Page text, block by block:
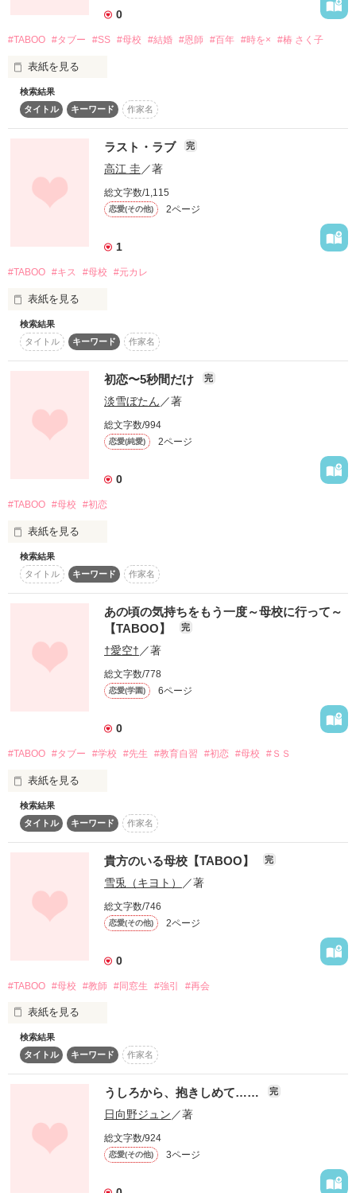
５∽カメラの前で
─完─
BeeTV Berry's Cafe 短編コンテスト企画第2弾「タブー～秘密
の恋～」
＜テーマ＞「彼氏がいるのに母校に行って…」
13'1.8完結
作品を読む
0
#TABOO #タブー #SS #母校 #結婚 #恩師 #百年 #時を× #椿 さく子
表紙を見る
香月  命-ｶﾂﾞｷ  ﾐｺﾄ-26歳。
高校の同級生と結婚決まり、二人の恩師へ挨拶しに母校へ訪れ
そこで命は、不思議な体験を
BeeTV×Berry's Cafe 短編コンテスト企画第2弾「タブー～秘密
テーマ
彼氏がいるのに母校へ行って…
作品を読む
検索結果
タイトル
キーワード 作家名
ラスト・ラブ 完
高江 圭 ／著
総文字数/1,115
恋愛(その他) 2ページ
1
#TABOO #キス #母校 #元カレ
表紙を見る
この世界だけがすべてだった。
企画SS　タブー～秘密の恋～
2013.01.07 公開
※ご注意※
長編ver.もありますが、
作品を読む
検索結果
タイトル
キーワード 作家名
初恋〜5秒間だけ 完
淡雪ぼたん ／著
総文字数/994
恋愛(純愛) 2ページ
0
#TABOO #母校 #初恋
表紙を見る
☆*ﾟ ゜ﾟ*☆*ﾟ ゜ﾟ*☆*ﾟ ゜ﾟ*☆*ﾟ ゜ﾟ*☆*ﾟ ゜ﾟ*☆*ﾟ ゜ﾟ*☆
ﾟ･*:.｡. .｡.:*･゜ﾟ･*:.｡. .｡.:*･゜ﾟ･*:.｡. .｡.:*･゜ﾟ
「私ね、あの頃先輩の事いいなぁって思ってたんですよ」
酷く驚いたような表情をしながら、ゆらゆら揺れるロウソク
の炎のように、先輩の瞳は潤んで、心が揺らめいて翻弄されて
いる雰囲気だった。
暫くの間沈黙する二人……。
「なあ……。キスしようか？！」
「えっ？！」
☆*ﾟ ゜ﾟ*☆*ﾟ ゜ﾟ*☆*ﾟ ゜ﾟ*☆*ﾟ ゜ﾟ*☆*ﾟ ゜ﾟ*☆*ﾟ ゜ﾟ*☆
ﾟ･*:.｡. .｡.:*･゜ﾟ･*:.｡. .｡.:*･゜ﾟ･*:.｡. .｡.:*･゜ﾟ
彼氏がいるのに母校に行って……
ﾟ･*:.｡. .｡.:*･゜ﾟ･*:.｡. .｡.:*･゜ﾟ･*:.｡. .｡.:*･゜ﾟ
恋〜』　応募作品。
テーマ『彼氏がいるのに母校に行って…』　/
2013.1.11公開
作品を読む
検索結果
タイトル
キーワード 作家名
あの頃の気持ちをもう一度～母校に行って～
【TABOO】
完
†愛空† ／著
総文字数/778
恋愛(学園) 6ページ
0
#TABOO #タブー #学校 #先生 #教育自習 #初恋 #母校 #ＳＳ
表紙を見る
BeeTV×Berry's Cafe 短編コンテスト企画第2弾
「タブー～秘密の恋～」
「彼氏がいるのに母校に行って…」
教育自習で卒業した学校へ
検索結果
タイトル
キーワード 作家名
貴方のいる母校【TABOO】 完
雪兎（キヨト） ／著
総文字数/746
恋愛(その他) 2ページ
0
#TABOO #母校 #教師 #同窓生 #強引 #再会
表紙を見る
都会に出た私、地元に戻った彼。
ふと立ち寄った母校に教師として居た貴方。
「彼氏いるって、言ったよね？」
検索結果
タイトル
キーワード 作家名
うしろから、抱きしめて…… 完
日向野ジュン／著
総文字数/924
恋愛(その他) 3ページ